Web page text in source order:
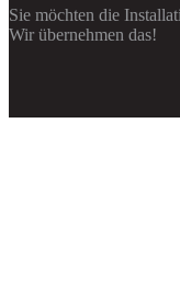
Sie möchten die
Wir übernehmen das!